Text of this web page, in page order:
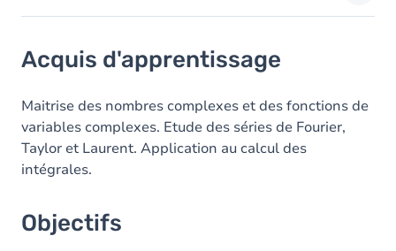
Objectifs
Contenu
Table des matières
Acquis d'apprentissage
Maitrise des nombres complexes et des fonctions de
variables complexes. Etude des séries de Fourier,
Taylor et Laurent. Application au calcul des
intégrales.
Objectifs